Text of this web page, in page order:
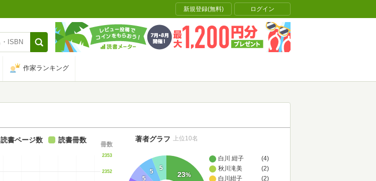
新規登録(無料) ログイン
作家ランキング
2352
2353
冊数
読書ページ数 読書冊数
白川 紺子
(4)
秋川滝美
(2)
白川紺子
(2)
23%
5
5
5
著者グラフ 上位10名